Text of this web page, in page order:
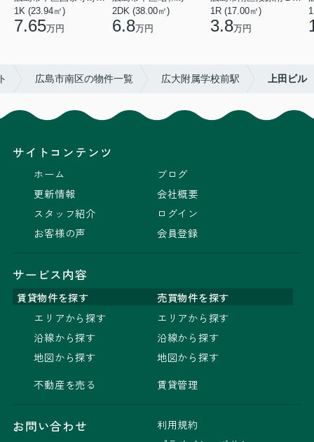
1K (23.94㎡)
7.65万円
2DK (38.00㎡)
6.8万円
1R (17.00㎡)
3.8万円
広島市南区の物件一覧 広大附属学校前駅 上田ビル
サイトコンテンツ
ホーム
更新情報
スタッフ紹介
お客様の声
ブログ
会社概要
ログイン
会員登録
サービス内容
賃貸物件を探す
売買物件を探す
エリアから探す
沿線から探す
地図から探す
不動産を売る
エリアから探す
沿線から探す
地図から探す
賃貸管理
お問い合わせ
利用規約